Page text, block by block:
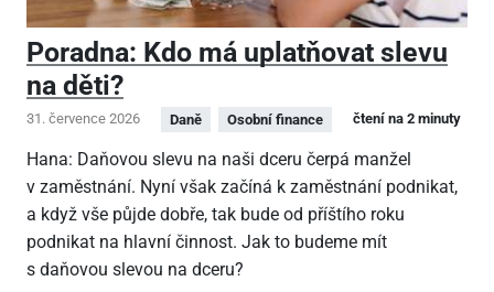
Poradna: Kdo má uplatňovat slevu
na děti?
31. července 2026 Daně Osobní finance čtení na 2 minuty
Hana: Daňovou slevu na naši dceru čerpá manžel
v zaměstnání. Nyní však začíná k zaměstnání podnikat,
a když vše půjde dobře, tak bude od příštího roku
podnikat na hlavní činnost. Jak to budeme mít
s daňovou slevou na dceru?